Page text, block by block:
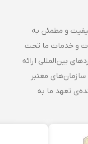
و مطمئن به
خدمات ما تحت
ارائه
معتبر
تعهد ما به